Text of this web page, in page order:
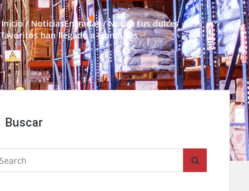
Inicio/NoticiasEntradas / Nucita tus dulces
favoritos han llegado a Honduras
Buscar